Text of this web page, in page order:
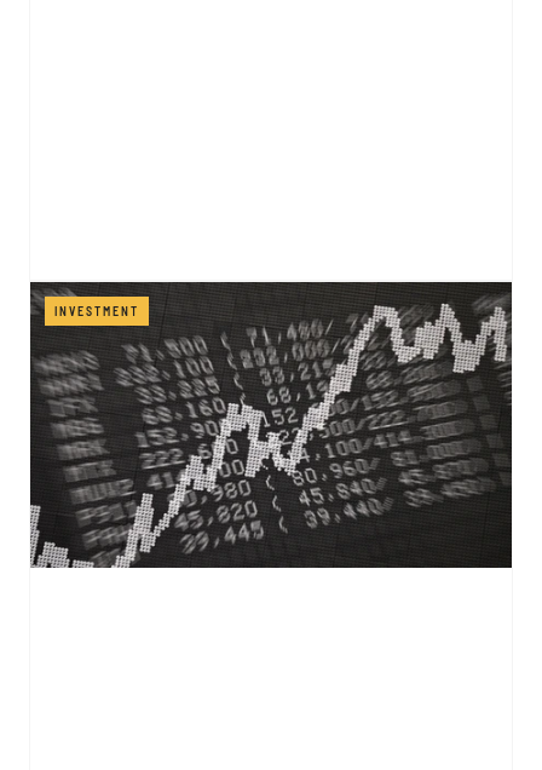
INVESTMENT